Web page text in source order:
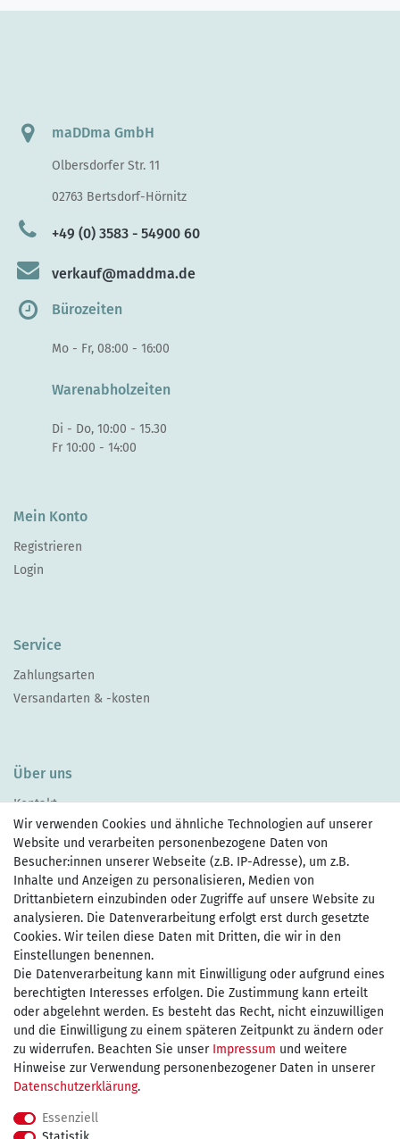
maDDma GmbH
Olbersdorfer Str. 11
02763 Bertsdorf-Hörnitz
+49 (0) 3583 - 54900 60
verkauf@maddma.de
Bürozeiten
Mo - Fr, 08:00 - 16:00
Warenabholzeiten
Di - Do, 10:00 - 15.30
Fr 10:00 - 14:00
Mein Konto
Registrieren
Login
Service
Zahlungsarten
Versandarten & -kosten
Über uns
Kontakt
Zahlen Sie bequem per
Wir versenden mit
kostenfreie Lieferung
innerhalb Deutschland ab 75€
Wir verwenden Cookies und ähnliche Technologien auf unserer
Website und verarbeiten personenbezogene Daten von
Besucher:innen unserer Webseite (z.B. IP-Adresse), um z.B.
Inhalte und Anzeigen zu personalisieren, Medien von
Drittanbietern einzubinden oder Zugriffe auf unsere Website zu
analysieren. Die Datenverarbeitung erfolgt erst durch gesetzte
Cookies. Wir teilen diese Daten mit Dritten, die wir in den
Einstellungen benennen.
Die Datenverarbeitung kann mit Einwilligung oder aufgrund eines
berechtigten Interesses erfolgen. Die Zustimmung kann erteilt
oder abgelehnt werden. Es besteht das Recht, nicht einzuwilligen
und die Einwilligung zu einem späteren Zeitpunkt zu ändern oder
zu widerrufen. Beachten Sie unser Impressum und weitere
Hinweise zur Verwendung personenbezogener Daten in unserer
Daten­schutz­erklärung.
Essenziell